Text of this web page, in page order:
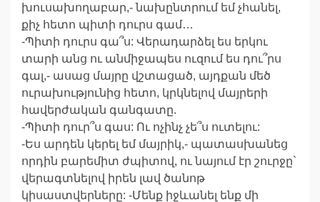
խուսախողաբար,- նախընտրում եմ չհանել,
քիչ հետո պիտի դուրս գամ…
-Պիտի դուրս գա՞ս: Վերադարձել ես երկու
տարի անց ու անմիջապես ուզում ես դու՞րս
գալ,- ասաց մայրը վշտացած, այդքան մեծ
ուրախությունից հետո, կրկնելով մայրերի
հավերժական գանգատը.
-Պիտի դուր՞ս գաս: Ու ոչինչ չե՞ս ուտելու:
-Ես արդեն կերել եմ մայրիկ,- պատասխանեց
որդին բարեմիտ ժպիտով, ու նայում էր շուրջը`
վերագտնելով իրեն լավ ծանոթ
կիսաստվերները: -Մենք իջևանել ենք մի